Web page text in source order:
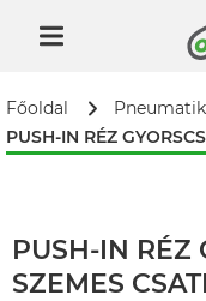
Főoldal
PUSH-IN RÉZ
PUSH-IN RÉZ
SZEMES